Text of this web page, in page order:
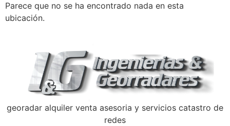
Parece que no se ha encontrado nada en esta
ubicación.
georadar alquiler venta asesoria y servicios catastro de
redes